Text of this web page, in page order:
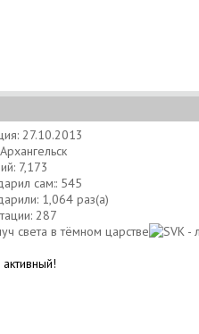
27.10.2013
7,173
сам:: 545
1,064 раз(а)
287